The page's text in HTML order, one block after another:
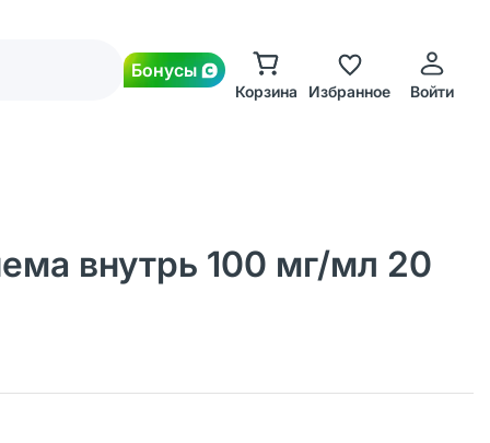
Бонусы
Корзина Избранное Войти
внутрь 100 мг/мл 20